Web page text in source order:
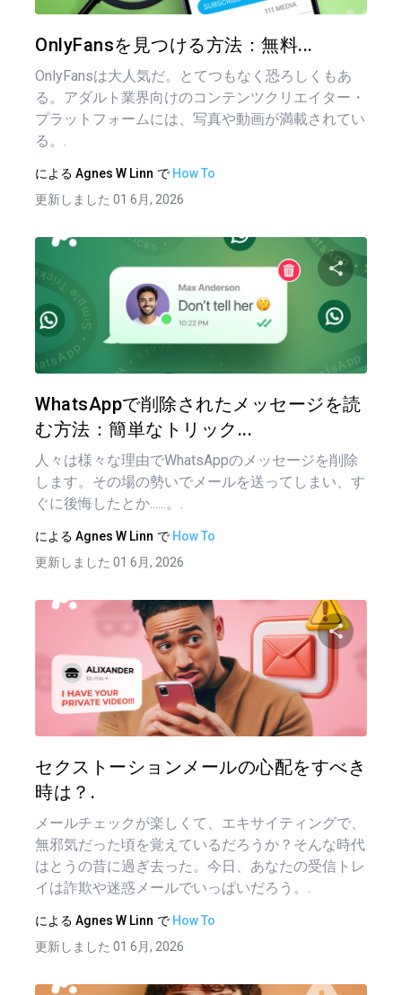
OnlyFansを見つける方法：無料...
OnlyFansは大人気だ。とてつもなく恐ろしくもあ
る。アダルト業界向けのコンテンツクリエイター・
プラットフォームには、写真や動画が満載されてい
る。.
による Agnes W Linn で How To
更新しました 01 6月, 2026
この記
WhatsAppで削除されたメッセージを読
む方法：簡単なトリック...
人々は様々な理由でWhatsAppのメッセージを削除
します。その場の勢いでメールを送ってしまい、す
ぐに後悔したとか......。.
による Agnes W Linn で How To
更新しました 01 6月, 2026
セクストーションメールの心配をすべき
時は？.
メールチェックが楽しくて、エキサイティングで、
無邪気だった頃を覚えているだろうか？そんな時代
はとうの昔に過ぎ去った。今日、あなたの受信トレ
イは詐欺や迷惑メールでいっぱいだろう。.
による Agnes W Linn で How To
更新しました 01 6月, 2026